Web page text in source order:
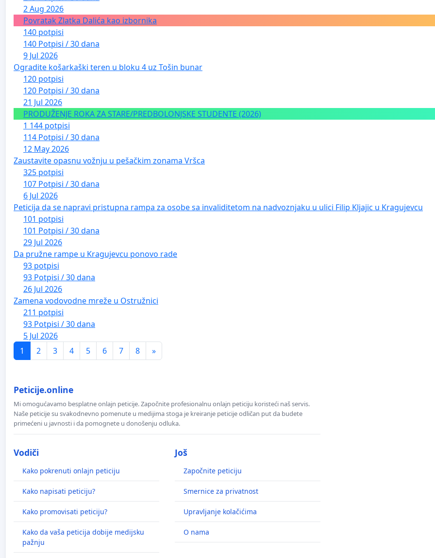
2 Aug 2026
Povratak Zlatka Dalića kao izbornika
140 potpisi
140 Potpisi / 30 dana
9 Jul 2026
Ogradite košarkaški teren u bloku 4 uz Tošin bunar
120 potpisi
120 Potpisi / 30 dana
21 Jul 2026
PRODUŽENJE ROKA ZA STARE/PREDBOLONJSKE STUDENTE (2026)
1 144 potpisi
114 Potpisi / 30 dana
12 May 2026
Zaustavite opasnu vožnju u pešačkim zonama Vršca
325 potpisi
107 Potpisi / 30 dana
6 Jul 2026
Peticija da se napravi pristupna rampa za osobe sa invaliditetom na nadvoznjaku u ulici Filip Kljajic u Kragujevcu
101 potpisi
101 Potpisi / 30 dana
29 Jul 2026
Da pružne rampe u Kragujevcu ponovo rade
93 potpisi
93 Potpisi / 30 dana
26 Jul 2026
Zamena vodovodne mreže u Ostružnici
211 potpisi
93 Potpisi / 30 dana
5 Jul 2026
1
2 3 4 5 6 7 8 »
Peticije.online
Mi omogućavamo besplatne onlajn peticije. Započnite profesionalnu onlajn peticiju koristeći naš servis.
Naše peticije su svakodnevno pomenute u medijima stoga je kreiranje peticije odličan put da budete
primećeni u javnosti i da pomognete u donošenju odluka.
Vodiči
Kako pokrenuti onlajn peticiju
Kako napisati peticiju?
Kako promovisati peticiju?
Kako da vaša peticija dobije medijsku
pažnju
Još
Započnite peticiju
Smernice za privatnost
Upravljanje kolačićima
O nama